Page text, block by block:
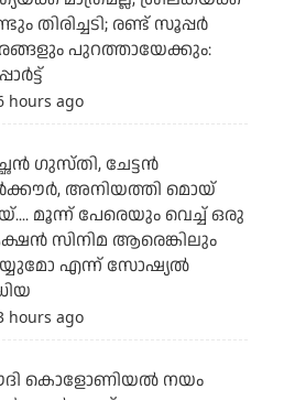
തിരിച്ചടി; രണ്ട് സൂപ്പര്‍
പുറത്തായേക്കും:
hours ago
ഗുസ്തി, ചേട്ടന്‍
അനിയത്തി മൊയ്
മൂന്ന് പേരെയും വെച്ച് ഒരു
സിനിമ ആരെങ്കിലും
എന്ന് സോഷ്യല്‍
hours ago
കൊളോണിയല്‍ നയം